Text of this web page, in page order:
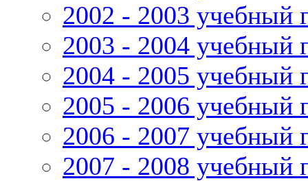
2002 - 2003 учебный
2003 - 2004 учебный
2004 - 2005 учебный
2005 - 2006 учебный
2006 - 2007 учебный
2007 - 2008 учебный